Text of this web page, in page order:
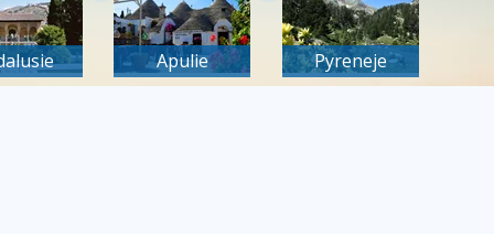
Apulie Pyreneje